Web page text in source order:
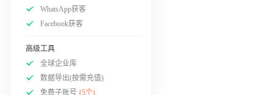
WhatsApp获客
Facebook获客
高级工具
全球企业库
数据导出(按需充值)
免费子账号 (5个)